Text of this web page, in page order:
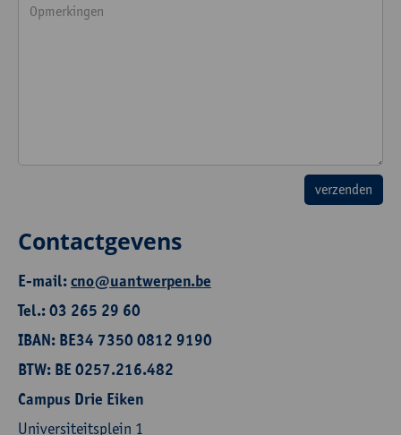
Contactgevens
E-mail:cno@uantwerpen.be
Tel.: 03 265 29 60
IBAN: BE34 7350 0812 9190
BTW: BE 0257.216.482
Campus Drie Eiken
Universiteitsplein 1